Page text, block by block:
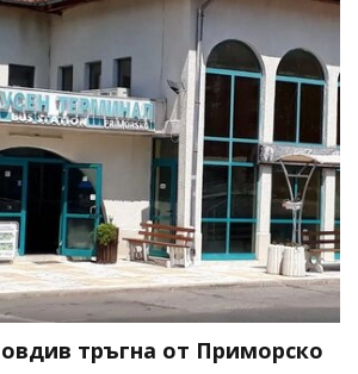
тръгна от Приморско